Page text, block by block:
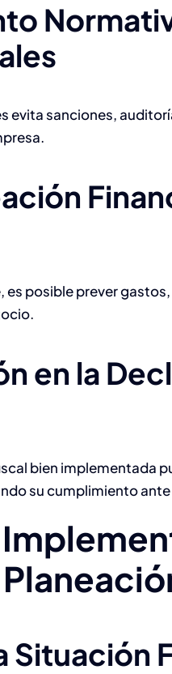
evita sanciones,
posible prever
en la
bien implementada
su cumplimiento
Situación